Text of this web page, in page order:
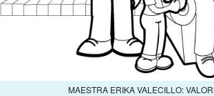
MAESTRA ERIKA VALECILLO: